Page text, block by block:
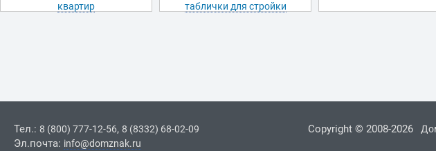
квартир
таблички для стройки
Тел.: 8 (800) 777-12-56, 8 (8332) 68-02-09
Эл.почта: info@domznak.ru
Copyright © 2008-2026